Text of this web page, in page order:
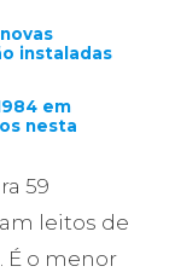
instaladas
em
nesta
59
leitos de
É o menor